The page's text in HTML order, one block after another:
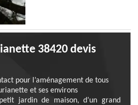
38420 devis
pour l’aménagement de tous
et ses environs
petit jardin de maison, d’un grand